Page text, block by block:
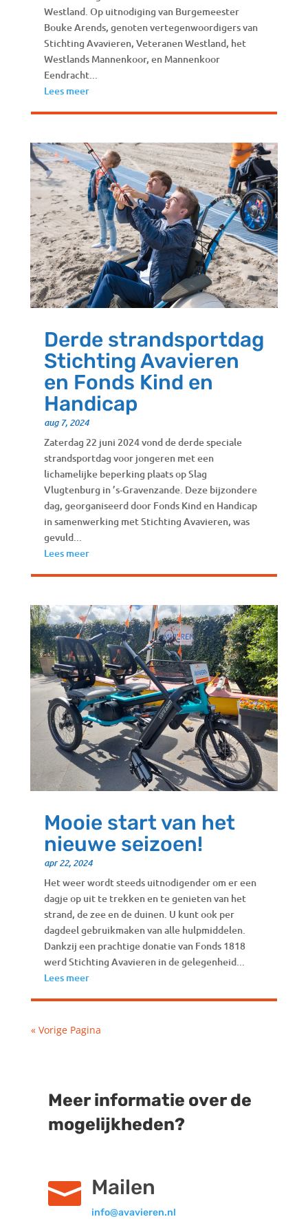
Westland. Op uitnodiging van Burgemeester
Bouke Arends, genoten vertegenwoordigers van
Stichting Avavieren, Veteranen Westland, het
Westlands Mannenkoor, en Mannenkoor
Eendracht...
Lees meer
Derde strandsportdag
Stichting Avavieren
en Fonds Kind en
Handicap
aug 7, 2024
Zaterdag 22 juni 2024 vond de derde speciale
strandsportdag voor jongeren met een
lichamelijke beperking plaats op Slag
Vlugtenburg in ’s-Gravenzande. Deze bijzondere
dag, georganiseerd door Fonds Kind en Handicap
in samenwerking met Stichting Avavieren, was
gevuld...
Lees meer
Mooie start van het
nieuwe seizoen!
apr 22, 2024
Het weer wordt steeds uitnodigender om er een
dagje op uit te trekken en te genieten van het
strand, de zee en de duinen. U kunt ook per
dagdeel gebruikmaken van alle hulpmiddelen.
Dankzij een prachtige donatie van Fonds 1818
werd Stichting Avavieren in de gelegenheid...
Lees meer
« Vorige Pagina
Meer informatie over de
mogelijkheden?
 Mailen
info@avavieren.nl